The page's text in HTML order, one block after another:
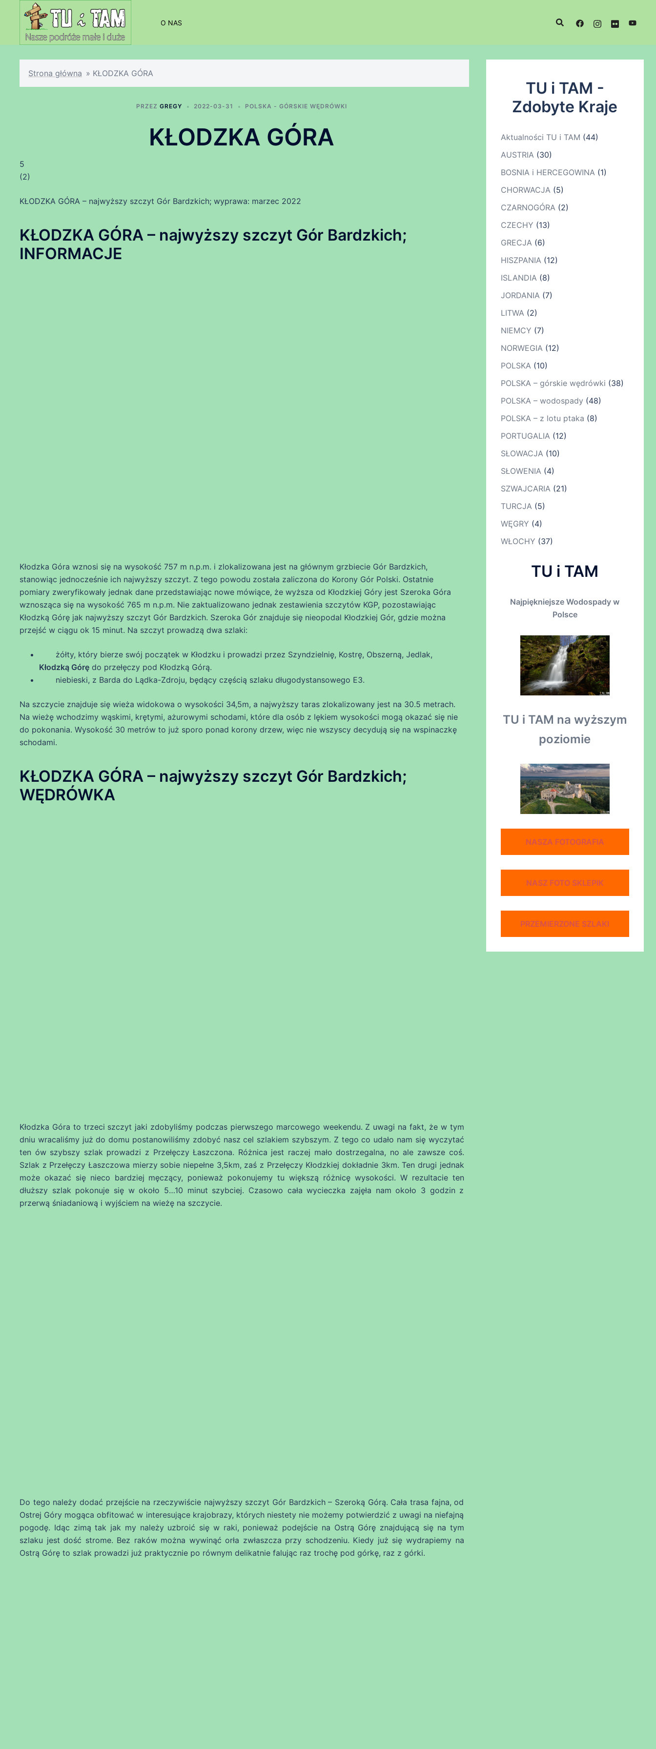
O NAS
Strona główna » KŁODZKA GÓRA
PRZEZGREGY 2022-03-31 POLSKA - GÓRSKIE WĘDRÓWKI
KŁODZKA GÓRA
5
(2)
KŁODZKA GÓRA – najwyższy szczyt Gór Bardzkich; wyprawa: marzec 2022
KŁODZKA GÓRA – najwyższy szczyt Gór Bardzkich;
INFORMACJE
Kłodzka Góra wznosi się na wysokość 757 m n.p.m. i zlokalizowana jest na głównym grzbiecie Gór Bardzkich,
stanowiąc jednocześnie ich najwyższy szczyt. Z tego powodu została zaliczona do Korony Gór Polski. Ostatnie
pomiary zweryfikowały jednak dane przedstawiając nowe mówiące, że wyższa od Kłodzkiej Góry jest Szeroka Góra
wznosząca się na wysokość 765 m n.p.m. Nie zaktualizowano jednak zestawienia szczytów KGP, pozostawiając
Kłodzką Górę jak najwyższy szczyt Gór Bardzkich. Szeroka Gór znajduje się nieopodal Kłodzkiej Gór, gdzie można
przejść w ciągu ok 15 minut. Na szczyt prowadzą dwa szlaki:
żółty, który bierze swój początek w Kłodzku i prowadzi przez Szyndzielnię, Kostrę, Obszerną, Jedlak,
Kłodzką Górę do przełęczy pod Kłodzką Górą.
niebieski, z Barda do Lądka-Zdroju, będący częścią szlaku długodystansowego E3.
Na szczycie znajduje się wieża widokowa o wysokości 34,5m, a najwyższy taras zlokalizowany jest na 30.5 metrach.
Na wieżę wchodzimy wąskimi, krętymi, ażurowymi schodami, które dla osób z lękiem wysokości mogą okazać się nie
do pokonania. Wysokość 30 metrów to już sporo ponad korony drzew, więc nie wszyscy decydują się na wspinaczkę
schodami.
KŁODZKA GÓRA – najwyższy szczyt Gór Bardzkich;
WĘDRÓWKA
Kłodzka Góra to trzeci szczyt jaki zdobyliśmy podczas pierwszego marcowego weekendu. Z uwagi na fakt, że w tym
dniu wracaliśmy już do domu postanowiliśmy zdobyć nasz cel szlakiem szybszym. Z tego co udało nam się wyczytać
ten ów szybszy szlak prowadzi z Przełęczy Łaszczona. Różnica jest raczej mało dostrzegalna, no ale zawsze coś.
Szlak z Przełęczy Łaszczowa mierzy sobie niepełne 3,5km, zaś z Przełęczy Kłodzkiej dokładnie 3km. Ten drugi jednak
może okazać się nieco bardziej męczący, ponieważ pokonujemy tu większą różnicę wysokości. W rezultacie ten
dłuższy szlak pokonuje się w około 5…10 minut szybciej. Czasowo cała wycieczka zajęła nam około 3 godzin z
przerwą śniadaniową i wyjściem na wieżę na szczycie.
Do tego należy dodać przejście na rzeczywiście najwyższy szczyt Gór Bardzkich – Szeroką Górą. Cała trasa fajna, od
Ostrej Góry mogąca obfitować w interesujące krajobrazy, których niestety nie możemy potwierdzić z uwagi na niefajną
pogodę. Idąc zimą tak jak my należy uzbroić się w raki, ponieważ podejście na Ostrą Górę znajdującą się na tym
szlaku jest dość strome. Bez raków można wywinąć orła zwłaszcza przy schodzeniu. Kiedy już się wydrapiemy na
Ostrą Górę to szlak prowadzi już praktycznie po równym delikatnie falując raz trochę pod górkę, raz z górki.
TU i TAM -
Zdobyte Kraje
Aktualności TU i TAM (44)
AUSTRIA(30)
BOSNIA i HERCEGOWINA(1)
CHORWACJA(5)
CZARNOGÓRA(2)
CZECHY (13)
GRECJA(6)
HISZPANIA(12)
ISLANDIA(8)
JORDANIA(7)
LITWA(2)
NIEMCY (7)
NORWEGIA(12)
POLSKA(10)
POLSKA – górskie wędrówki (38)
POLSKA – wodospady (48)
POLSKA – z lotu ptaka (8)
PORTUGALIA(12)
SŁOWACJA(10)
SŁOWENIA(4)
SZWAJCARIA(21)
TURCJA(5)
WĘGRY (4)
WŁOCHY (37)
TU i TAM
Najpiękniejsze Wodospady w
Polsce
TU i TAM na wyższym
poziomie
NASZA FOTOGRAFIA
NASZ FOTO SKLEPIK
PRZEMIERZONE SZLAKI